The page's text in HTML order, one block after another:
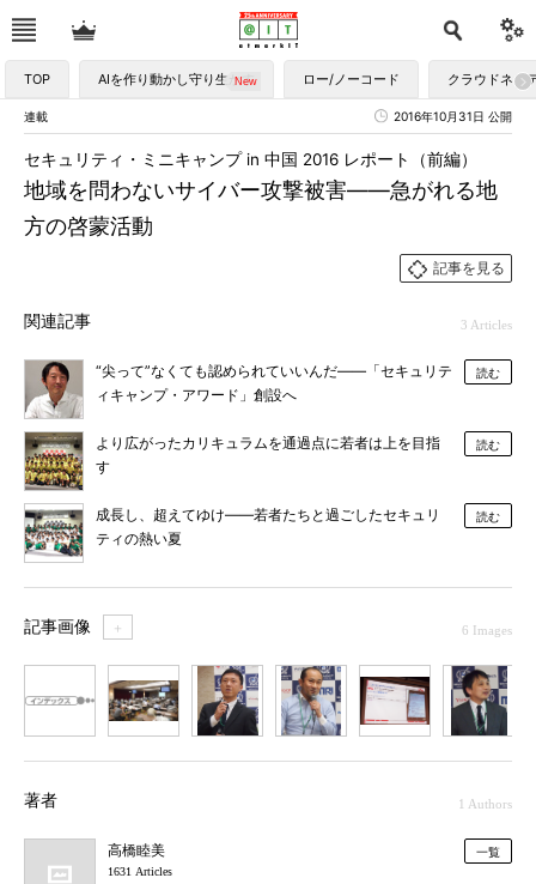
TOP AIを作り動かし守り生かす ロー/ノーコード クラウドネイ
連載 2016年10月31日 公開
地域を問わないサイバー攻撃被害――急がれる地
方の啓蒙活動
セキュリティ・ミニキャンプ in 中国 2016 レポート（前編）
記事を見る
関連記事 3 Articles
“尖って”なくても認められていいんだ――「セキュリテ
ィキャンプ・アワード」創設へ
読む
より広がったカリキュラムを通過点に若者は上を目指
す
読む
成長し、超えてゆけ――若者たちと過ごしたセキュリ
ティの熱い夏
読む
記事画像 ＋ 6 Images
著者 1 Authors
高橋睦美
1631 Articles
一覧